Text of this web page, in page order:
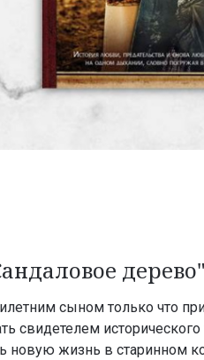
дерево"
сыном только что
свидетелем
новую жизнь в старинном